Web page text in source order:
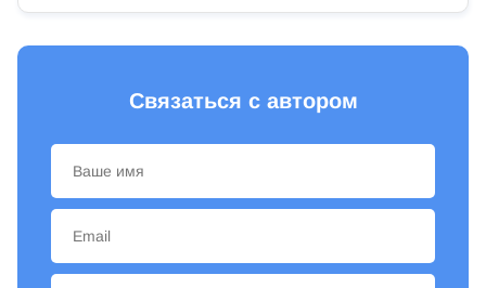
Связаться с автором